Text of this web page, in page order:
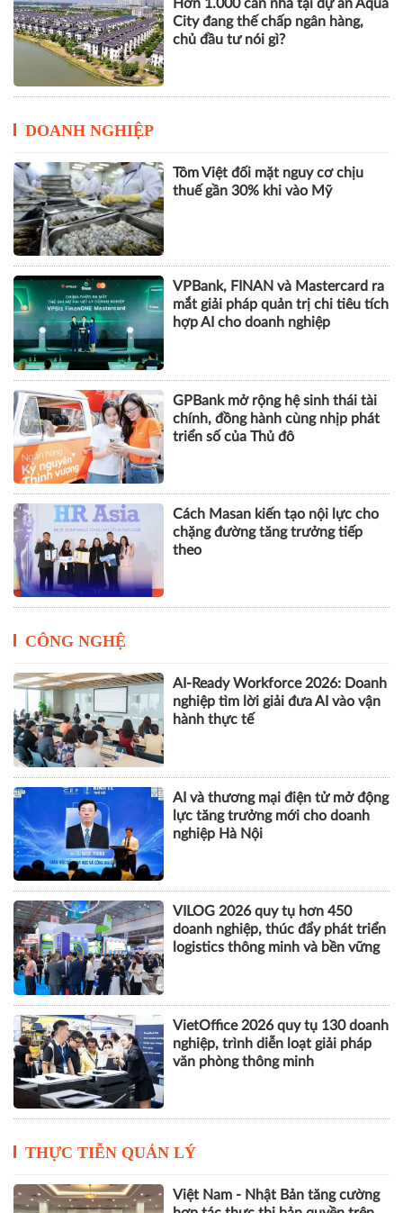
Hơn 1.000 căn nhà tại dự án Aqua
City đang thế chấp ngân hàng,
chủ đầu tư nói gì?
DOANH NGHIỆP
Tôm Việt đối mặt nguy cơ chịu
thuế gần 30% khi vào Mỹ
VPBank, FINAN và Mastercard ra
mắt giải pháp quản trị chi tiêu tích
hợp AI cho doanh nghiệp
GPBank mở rộng hệ sinh thái tài
chính, đồng hành cùng nhịp phát
triển số của Thủ đô
Cách Masan kiến tạo nội lực cho
chặng đường tăng trưởng tiếp
theo
CÔNG NGHỆ
AI-Ready Workforce 2026: Doanh
nghiệp tìm lời giải đưa AI vào vận
hành thực tế
AI và thương mại điện tử mở động
lực tăng trưởng mới cho doanh
nghiệp Hà Nội
VILOG 2026 quy tụ hơn 450
doanh nghiệp, thúc đẩy phát triển
logistics thông minh và bền vững
VietOffice 2026 quy tụ 130 doanh
nghiệp, trình diễn loạt giải pháp
văn phòng thông minh
THỰC TIỄN QUẢN LÝ
Việt Nam - Nhật Bản tăng cường